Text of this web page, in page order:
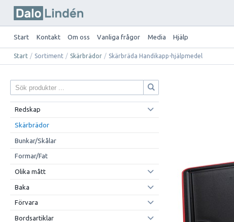
Start Kontakt Om oss Vanliga frågor Media Hjälp
Start / Sortiment / Skärbrädor / Skärbräda Handikapp-hjälpmedel
Redskap
Skärbrädor
Bunkar/Skålar
Formar/Fat
Olika mått
Baka
Förvara
Bordsartiklar